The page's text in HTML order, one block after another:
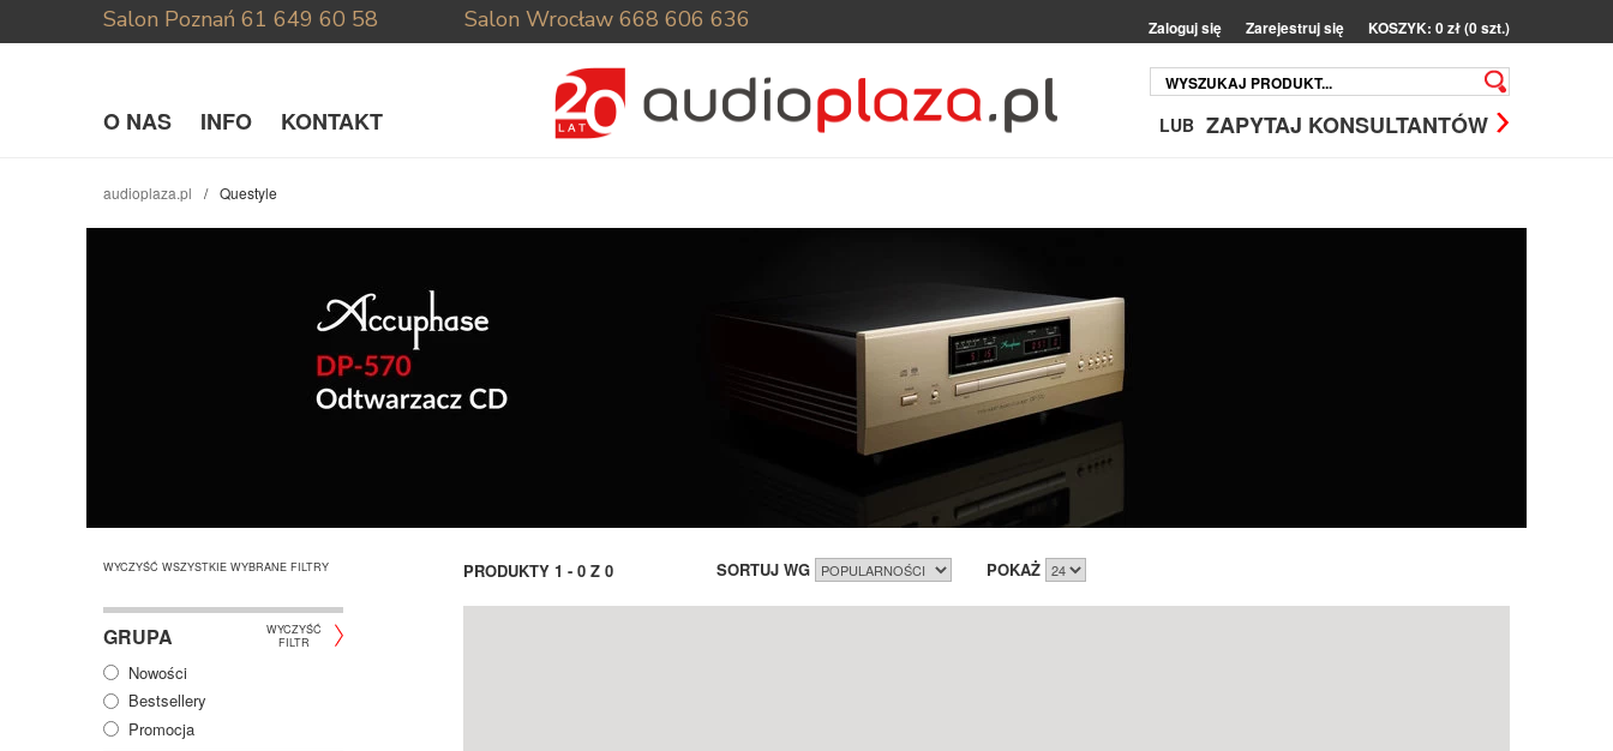
Salon Poznań 61 649 60 58 Salon Wrocław 668 606 636 Zaloguj się Zarejestruj się KOSZYK: 0 zł (0 szt.)
O NAS INFO KONTAKT LUB ZAPYTAJ KONSULTANTÓW
audioplaza.pl Questyle
WYCZYŚĆ WSZYSTKIE WYBRANE FILTRY
GRUPA
WYCZYŚĆ
FILTR
Nowości
Bestsellery
Promocja
PRODUKTY 1 - 0 Z 0 SORTUJ WG POKAŻ